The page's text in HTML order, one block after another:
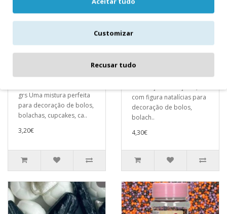
grs Uma mistura perfeita
para decoração de bolos,
bolachas, cupcakes, ca..
3,20€
Mix Noel 65 GR
Mix Noel 65 GRMistura de
com figura natalícias para
decoração de bolos,
bolach..
4,30€
Customizar
Recusar tudo